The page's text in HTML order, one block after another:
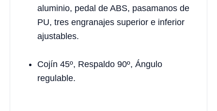
aluminio, pedal de ABS, pasamanos de
PU, tres engranajes superior e inferior
ajustables.
Cojín 45º, Respaldo 90º, Ángulo
regulable.